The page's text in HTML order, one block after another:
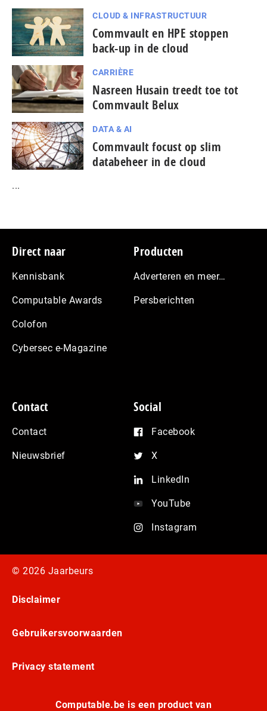
CLOUD & INFRASTRUCTUUR
Commvault en HPE stoppen
back-up in de cloud
CARRIÈRE
Nasreen Husain treedt toe tot
Commvault Belux
DATA & AI
Commvault focust op slim
databeheer in de cloud
...
Footer
Direct naar
Kennisbank
Computable Awards
Colofon
Cybersec e-Magazine
Producten
Adverteren en meer…
Persberichten
Contact
Contact
Nieuwsbrief
Social
Facebook
X
LinkedIn
YouTube
Instagram
© 2026 Jaarbeurs
Disclaimer
Gebruikersvoorwaarden
Privacy statement
Computable.be is een product van